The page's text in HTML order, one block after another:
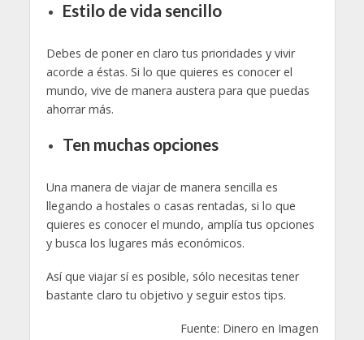
Estilo de vida sencillo
Debes de poner en claro tus prioridades y vivir
acorde a éstas. Si lo que quieres es conocer el
mundo, vive de manera austera para que puedas
ahorrar más.
Ten muchas opciones
Una manera de viajar de manera sencilla es
llegando a hostales o casas rentadas, si lo que
quieres es conocer el mundo, amplía tus opciones
y busca los lugares más económicos.
Así que viajar sí es posible, sólo necesitas tener
bastante claro tu objetivo y seguir estos tips.
Fuente: Dinero en Imagen